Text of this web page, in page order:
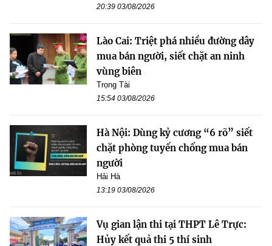
20:39 03/08/2026
Lào Cai: Triệt phá nhiều đường dây
mua bán người, siết chặt an ninh
vùng biên
Trọng Tài
15:54 03/08/2026
Hà Nội: Dùng kỷ cương “6 rõ” siết
chặt phòng tuyến chống mua bán
người
Hải Hà
13:19 03/08/2026
Vụ gian lận thi tại THPT Lê Trực:
Hủy kết quả thi 5 thí sinh